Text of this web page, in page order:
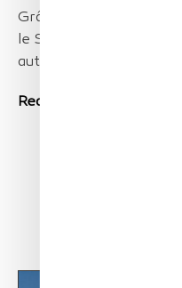
Grâce à ses quatre
le SolarXOne surveille
autonomie.
Read article